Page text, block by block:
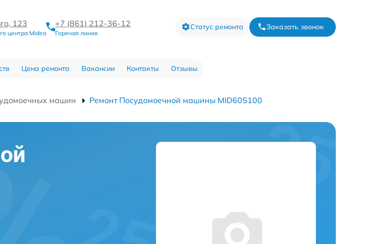
123
центра Midea
+7 (861) 212-36-12
Горячая линия
Статус ремонта Заказать звонок
Цена ремонта Вакансии Контакты Отзывы
машин Ремонт Посудомоечной машины MID60S100